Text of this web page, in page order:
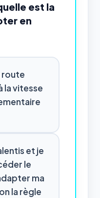
est la
en
route
la vitesse
et je
le
ma
la règle